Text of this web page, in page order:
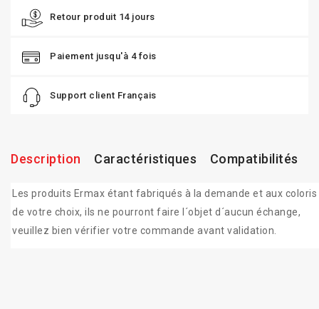
Retour produit 14 jours
Paiement jusqu'à 4 fois
Support client Français
Description Caractéristiques Compatibilités
Les produits Ermax étant fabriqués à la demande et aux coloris
de votre choix, ils ne pourront faire l´objet d´aucun échange,
veuillez bien vérifier votre commande avant validation.